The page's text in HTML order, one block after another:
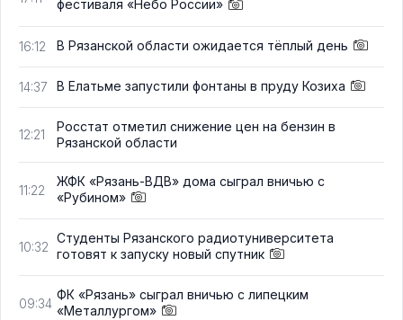
фестиваля «Небо России»
16:12 В Рязанской области ожидается тёплый день
14:37 В Елатьме запустили фонтаны в пруду Козиха
12:21
Росстат отметил снижение цен на бензин в
Рязанской области
11:22
ЖФК «Рязань-ВДВ» дома сыграл вничью с
«Рубином»
10:32
Студенты Рязанского радиотуниверситета
готовят к запуску новый спутник
09:34
ФК «Рязань» сыграл вничью с липецким
«Металлургом»